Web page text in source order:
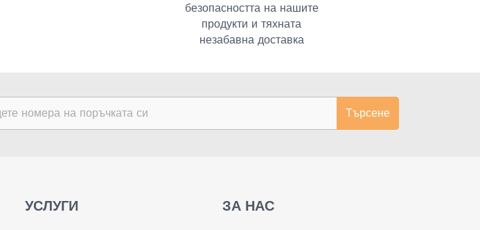
безопасността на нашите
продукти и тяхната
незабавна доставка
Търсене
УСЛУГИ ЗА НАС